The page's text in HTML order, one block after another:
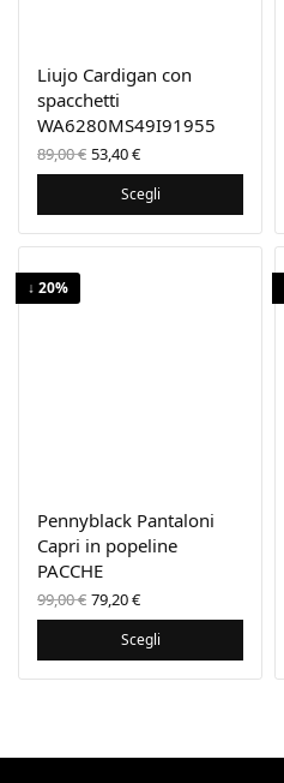
Liujo Cardigan con
spacchetti
WA6280MS49I91955
89,00€ Il prezzo
originale
era:
89,00 €.
53,40€Il
prezzo
attuale
è:
53,40 €.
Scegli
↓ 20%
Pennyblack Pantaloni
Capri in popeline
PACCHE
99,00€ Il prezzo
originale
era:
99,00 €.
79,20€Il
prezzo
attuale
è:
79,20 €.
Scegli